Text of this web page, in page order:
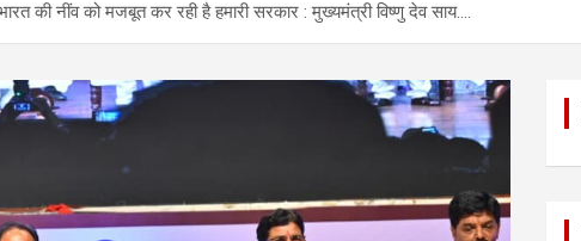
की नींव को मजबूत कर रही है हमारी सरकार : मुख्यमंत्री विष्णु देव साय….